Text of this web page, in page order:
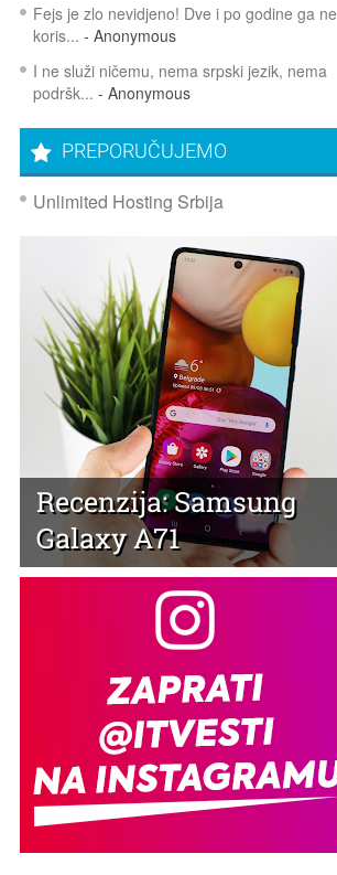
Fejs je zlo nevidjeno! Dve i po godine ga ne
koris... - Anonymous
I ne služi ničemu, nema srpski jezik, nema
podršk... - Anonymous
PREPORUČUJEMO
Unlimited Hosting Srbija
Recenzija: Samsung
Galaxy A71